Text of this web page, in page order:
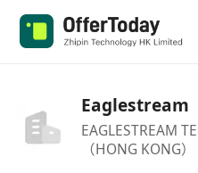
Eaglestream
EAGLESTREAM
（HONG KONG